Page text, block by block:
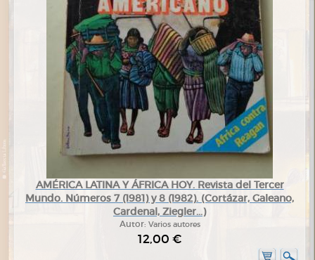
AMÉRICA LATINA Y ÁFRICA HOY. Revista del Tercer
Mundo. Números 7 (1981) y 8 (1982). (Cortázar, Galeano,
Cardenal, Ziegler...)
Autor: Varios autores
12,00 €